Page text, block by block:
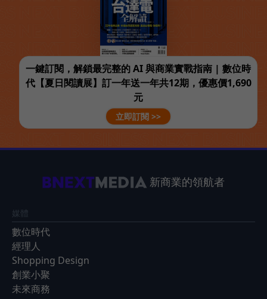
一鍵訂閱，解鎖最完整的 AI 與商業實戰指南 | 數位時
代【夏日閱讀展】訂一年送一年共12期，優惠價1,690
元
立即訂閱 >>
新商業的領航者
媒體
數位時代
經理人
Shopping Design
創業小聚
未來商務